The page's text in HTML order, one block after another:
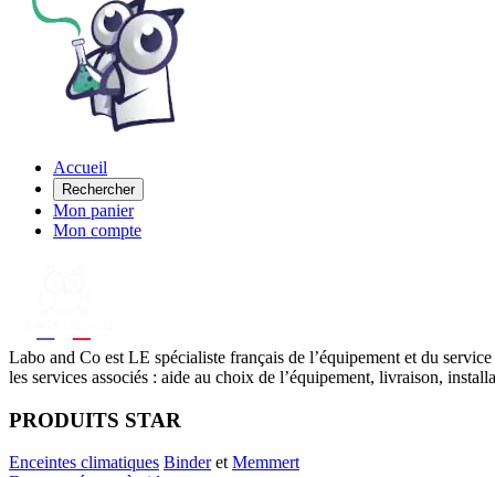
Accueil
Rechercher
Mon panier
Mon compte
Labo and Co est LE spécialiste français de l’équipement et du
les services associés : aide au choix de l’équipement, livraison,
PRODUITS STAR
Enceintes climatiques Binderet Memmert